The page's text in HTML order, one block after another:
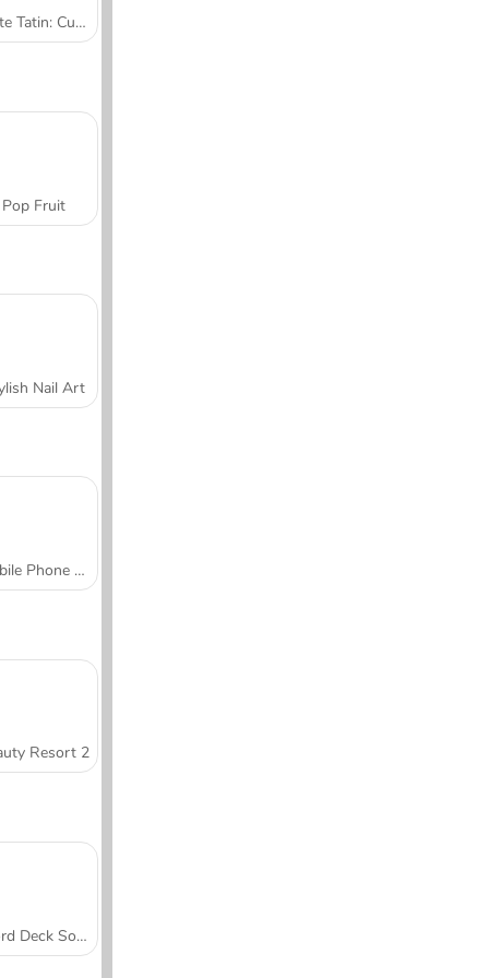
Tarte Tatin: Cucina con Sara
Pop Fruit
Nail Art
Mobile Phone Case Design & DIY
Resort 2
Word Deck Solitaire